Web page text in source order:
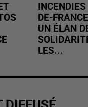
INCENDIES
DE-
UN ÉLAN
LES...